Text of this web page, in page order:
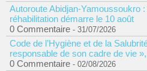
Autoroute Abidjan-Yamoussoukro
réhabilitation démarre le 10 août
0 Commentaire - 31/07/2026
Code de l’Hygiène et de la
responsable de son cadre de vie
0 Commentaire - 02/08/2026